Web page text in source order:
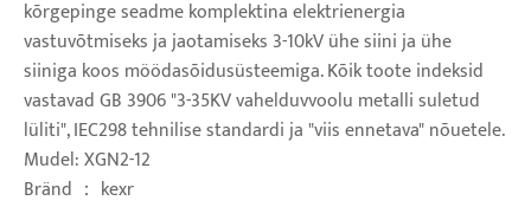
kõrgepinge seadme komplektina elektrienergia
vastuvõtmiseks ja jaotamiseks 3-10kV ühe siini ja ühe
siiniga koos möödasõidusüsteemiga. Kõik toote indeksid
vastavad GB 3906 "3-35KV vahelduvvoolu metalli suletud
lüliti", IEC298 tehnilise standardi ja "viis ennetava" nõuetele.
Mudel: XGN2-12
Bränd ： kexr